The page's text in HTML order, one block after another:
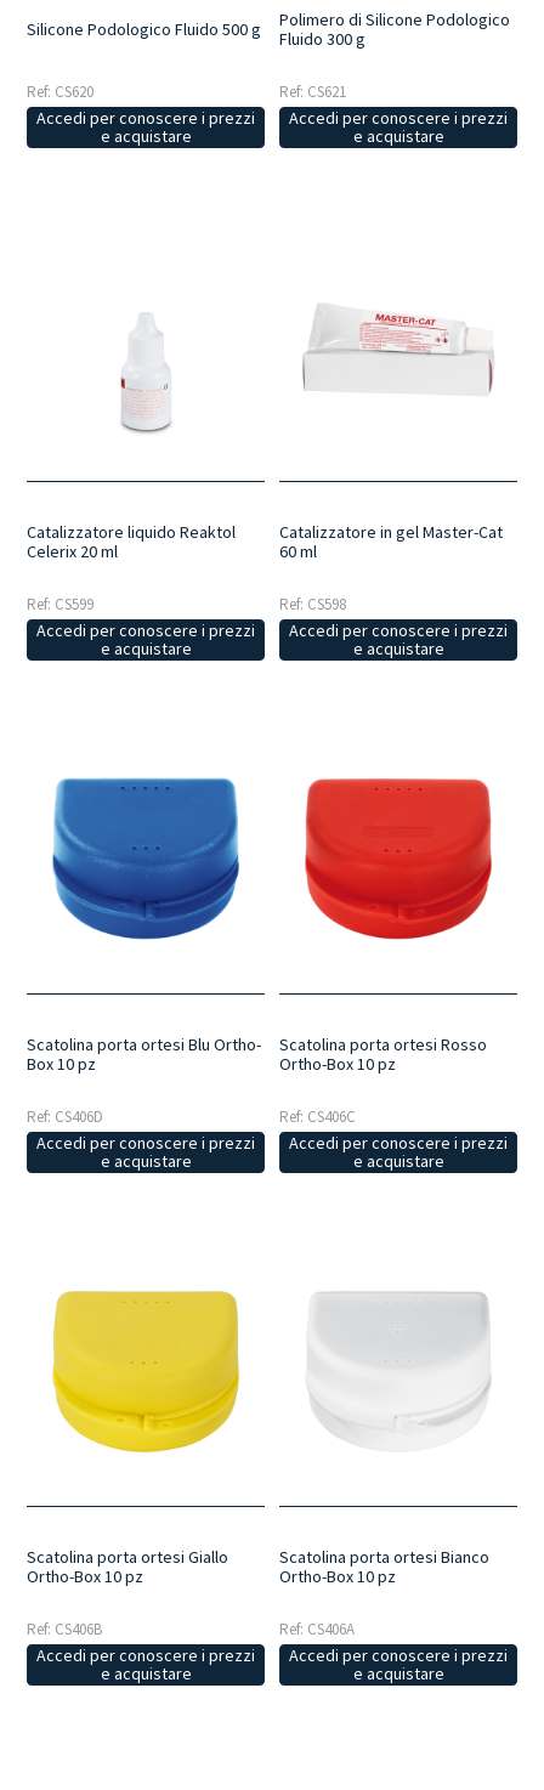
Silicone Podologico Fluido 500 g
Ref: CS620
Accedi per conoscere i prezzi
e acquistare
Polimero di Silicone Podologico
Fluido 300 g
Ref: CS621
Accedi per conoscere i prezzi
e acquistare
Catalizzatore liquido Reaktol
Celerix 20 ml
Ref: CS599
Accedi per conoscere i prezzi
e acquistare
Catalizzatore in gel Master-Cat
60 ml
Ref: CS598
Accedi per conoscere i prezzi
e acquistare
Scatolina porta ortesi Blu Ortho-
Box 10 pz
Ref: CS406D
Accedi per conoscere i prezzi
e acquistare
Scatolina porta ortesi Rosso
Ortho-Box 10 pz
Ref: CS406C
Accedi per conoscere i prezzi
e acquistare
Scatolina porta ortesi Giallo
Ortho-Box 10 pz
Ref: CS406B
Accedi per conoscere i prezzi
e acquistare
Scatolina porta ortesi Bianco
Ortho-Box 10 pz
Ref: CS406A
Accedi per conoscere i prezzi
e acquistare